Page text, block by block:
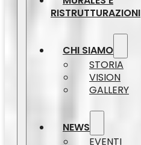
RISTRUTTURAZIONI
CHI SIAMO
STORIA
VISION
GALLERY
NEWS
EVENTI